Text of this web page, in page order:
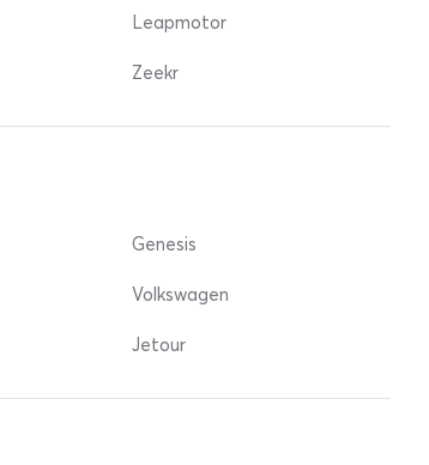
Leapmotor
Zeekr
Genesis
Volkswagen
Jetour